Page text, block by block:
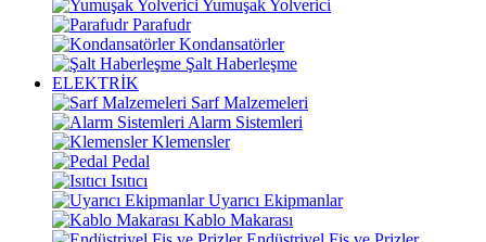
Yumuşak Yolverici
Parafudr
Kondansatörler
Şalt Haberleşme
ELEKTRİK
Sarf Malzemeleri
Alarm Sistemleri
Klemensler
Pedal
Isıtıcı
Uyarıcı Ekipmanlar
Kablo Makarası